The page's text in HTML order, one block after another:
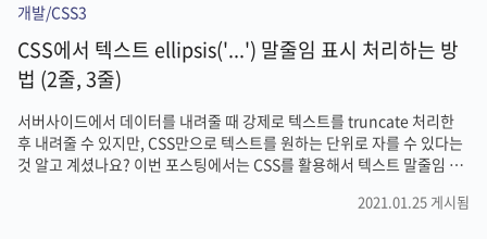
개발/CSS3
CSS에서 텍스트 ellipsis('...') 말줄임 표시 처리하는 방
법 (2줄, 3줄)
서버사이드에서 데이터를 내려줄 때 강제로 텍스트를 truncate 처리한
후 내려줄 수 있지만, CSS만으로 텍스트를 원하는 단위로 자를 수 있다는
것 알고 계셨나요? 이번 포스팅에서는 CSS를 활용해서 텍스트 말줄임 처
는 방법 CSS로 말줄임 처리를 하기 위해서 글자를 출력할 공간이 필요합
2021.01.25 게시됨